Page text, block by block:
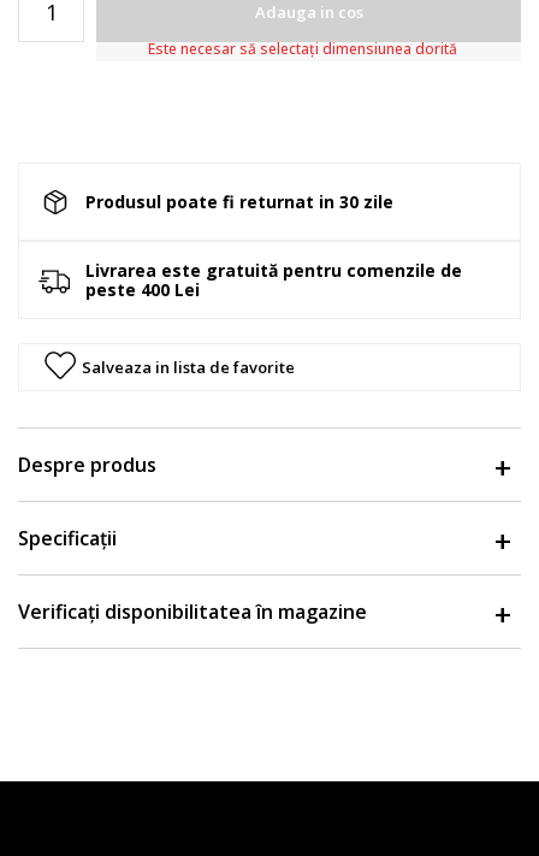
Adauga in cos
Este necesar să selectați dimensiunea dorită
Produsul poate fi returnat in 30 zile
Livrarea este gratuită pentru comenzile de
peste 400 Lei
Salveaza in lista de favorite
Despre produs
Specificații
Verificați disponibilitatea în magazine